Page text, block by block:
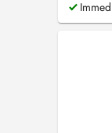
L'accès